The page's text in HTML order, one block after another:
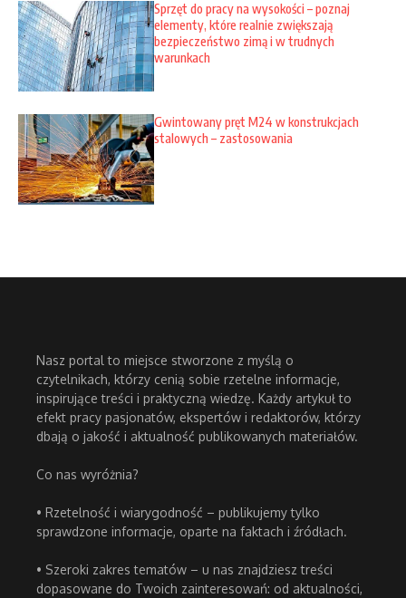
Sprzęt do pracy na wysokości – poznaj
elementy, które realnie zwiększają
bezpieczeństwo zimą i w trudnych
warunkach
Gwintowany pręt M24 w konstrukcjach
stalowych – zastosowania
Nasz portal to miejsce stworzone z myślą o
czytelnikach, którzy cenią sobie rzetelne informacje,
inspirujące treści i praktyczną wiedzę. Każdy artykuł to
efekt pracy pasjonatów, ekspertów i redaktorów, którzy
dbają o jakość i aktualność publikowanych materiałów.
Co nas wyróżnia?
• Rzetelność i wiarygodność – publikujemy tylko
sprawdzone informacje, oparte na faktach i źródłach.
• Szeroki zakres tematów – u nas znajdziesz treści
dopasowane do Twoich zainteresowań: od aktualności,